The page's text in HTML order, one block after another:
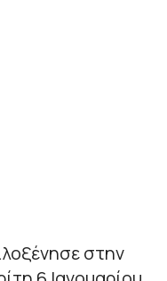
στην